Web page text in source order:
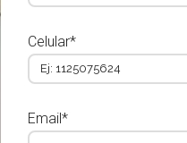
Celular*
Email*